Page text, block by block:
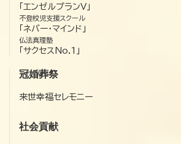
「エンゼルプランV」
不登校児支援スクール
「ネバー・マインド」
仏法真理塾
「サクセスNo.1」
冠婚葬祭
来世幸福セレモニー
社会貢献